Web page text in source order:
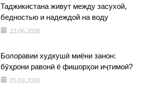
Таджикистана живут между засухой,
бедностью и надеждой на воду
22.06.2026
Болоравии худкушӣ миёни занон:
бӯҳрони равонӣ ё фишорҳои иҷтимоӣ?
05.03.2026